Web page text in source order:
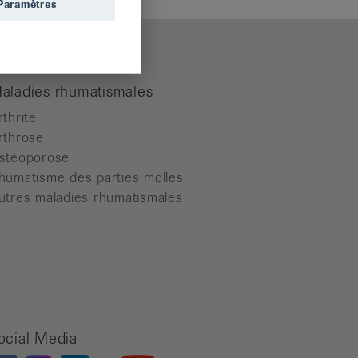
rhumatismales
des parties molles
maladies rhumatismales
Media